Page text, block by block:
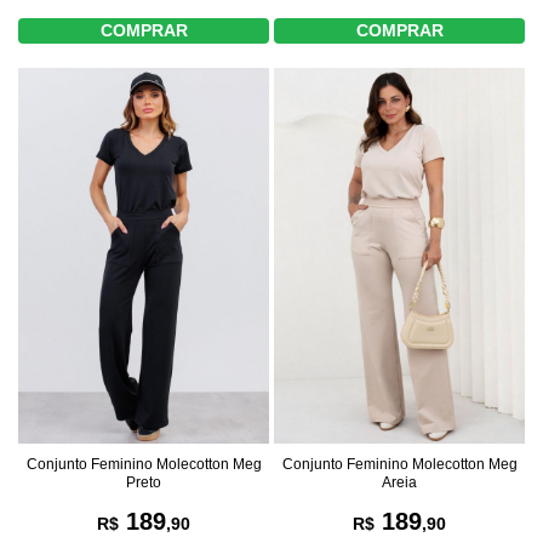
COMPRAR COMPRAR
Conjunto Feminino Molecotton Meg
Preto
R$ 189,90
Conjunto Feminino Molecotton Meg
Areia
R$ 189,90